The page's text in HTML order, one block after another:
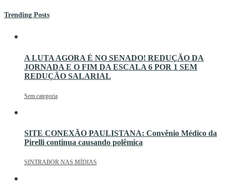
Trending Posts
A LUTA AGORA É NO SENADO! REDUÇÃO DA
JORNADA E O FIM DA ESCALA 6 POR 1 SEM
REDUÇÃO SALARIAL
Sem categoria
SITE CONEXÃO PAULISTANA: Convênio Médico da
Pirelli continua causando polêmica
SINTRABOR NAS MÍDIAS